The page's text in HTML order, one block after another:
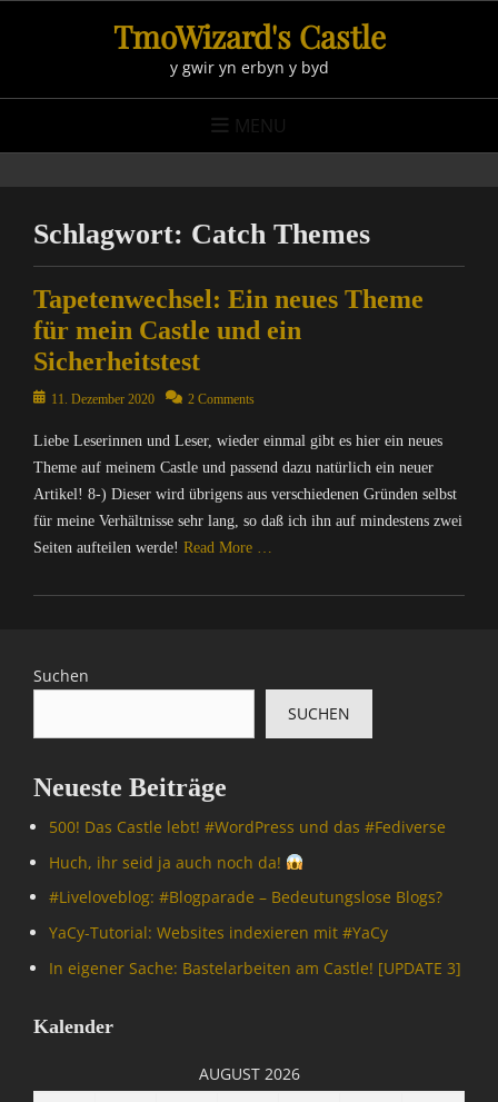
TmoWizard's Castle
y gwir yn erbyn y byd
MENU
Schlagwort: Catch Themes
Tapetenwechsel: Ein neues Theme
für mein Castle und ein
Sicherheitstest
Posted11. Dezember 2020 2 Comments
Liebe Leserinnen und Leser, wieder einmal gibt es hier ein neues
Theme auf meinem Castle und passend dazu natürlich ein neuer
Artikel! 8-) Dieser wird übrigens aus verschiedenen Gründen selbst
für meine Verhältnisse sehr lang, so daß ich ihn auf mindestens zwei
Seiten aufteilen werde! Read More …
Categories
o
r
p
s
o
u
Suchen
SUCHEN
Neueste Beiträge
500! Das Castle lebt! #WordPress und das #Fediverse
Huch, ihr seid ja auch noch da!
#Livelove­blog: #Blogparade – Bedeutungslose Blogs?
YaCy-Tutorial: Websites indexieren mit #YaCy
In eigener Sache: Bastelarbeiten am Castle! [UPDATE 3]
Kalender
AUGUST 2026